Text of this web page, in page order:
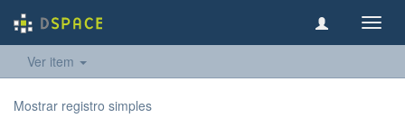
Ver item
Mostrar registro simples